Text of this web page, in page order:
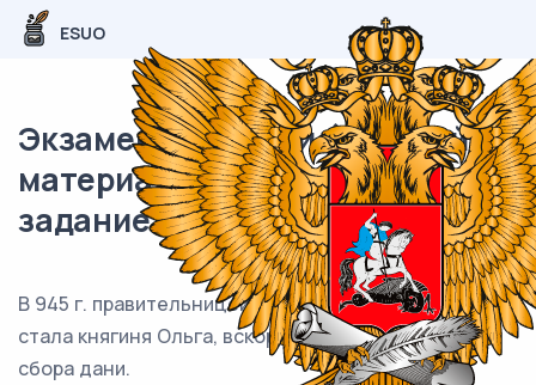
ESUO
Экзаменационный (типовой)
материал ЕГЭ / История / 18
задание (24) / 87
В 945 г. правительницей при малолетнем сыне
стала княгиня Ольга, вскоре изменившая систему
сбора дани.